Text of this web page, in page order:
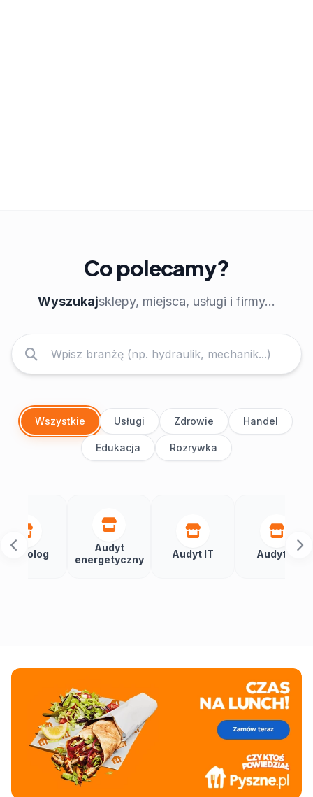
Co polecamy?
Wyszukajsklepy, miejsca, usługi i firmy...
Wszystkie Usługi Zdrowie Handel
Edukacja Rozrywka
energetyczny
Audyt IT